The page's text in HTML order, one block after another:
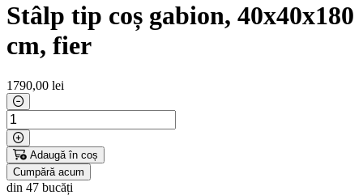
Stâlp tip coș gabion, 40x40x180
cm, fier
1790,00 lei
Adaugă în coș
Cumpără acum
din 47 bucăți